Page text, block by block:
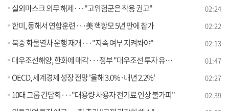
실외마스크 의무 해제···"고위험군은 착용 권고" 02:24
한미, 동해서 연합훈련···美 핵항모 5년 만에 참가 02:22
북중 화물열차 운행 재개···"지속 여부 지켜봐야" 02:13
대우조선해양, 한화에 매각···정부 "대우조선 투자 유치 논의" 01:47
OECD, 세계경제 성장 전망 '올해 3.0%·내년 2.2%' 02:27
10대 그룹 간담회···"대용량 사용자 전기료 인상 불가피" 02:39